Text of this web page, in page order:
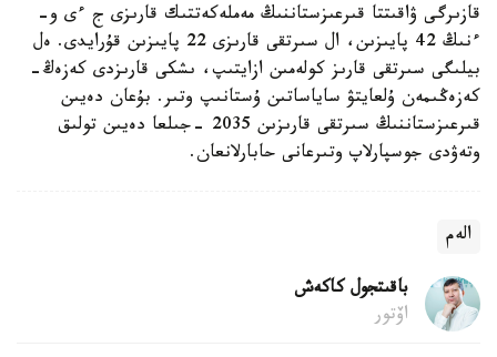
قازىرگى ۋاقىتتا قىرعىزستاننىڭ مەملەكەتتىك قارىزى ج ءى و-
ءنىڭ 42 پايىزىن، ال سىرتقى قارىزى 22 پايىزىن قۇرايدى. ەل
بيلىگى سىرتقى قارىز كولەمىن ازايتىپ، ىشكى قارىزدى كەزەڭ-
كەزەڭىمەن ۇلعايتۋ ساياساتىن ۇستانىپ وتىر. بۇعان دەيىن
قىرعىزستاننىڭ سىرتقى قارىزىن 2035 -جىلعا دەيىن تولىق
وتەۋدى جوسپارلاپ وتىرعانى حابارلانعان.
الەم
باقىتجول كاكەش
اۆتور